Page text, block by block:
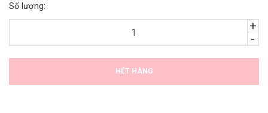
Số lượng:
+
-
HẾT HÀNG